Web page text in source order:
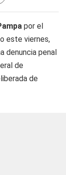
por el
este viernes,
denuncia penal
de
de